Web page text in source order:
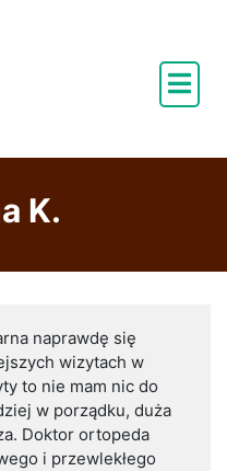
K.
naprawdę się
wizytach w
to nie mam nic do
w porządku, duża
Doktor ortopeda
i przewlekłego